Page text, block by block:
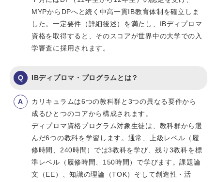
MYPからDPへと続く中高一貫IB教育体制を確立しま
した。一定要件（詳細後述）を満たし、IBディプロマ
資格を取得すると、そのスコアが世界中の大学での入
学審査に採用されます。
IBディプロマ・プログラムとは？
カリキュラムは6つの教科群と3つの異なる要件から
成るひとつのコアから構成されます。
ディプロマ資格プログラム対象生徒は、教科群から選
んだ6つの教科を学習します。通常、上級レベル（履
修時間、240時間）では3教科を学び、残り3教科を標
準レベル（履修時間、150時間）で学びます。課題論
文（EE）、知識の理論（TOK）そして創造性・活